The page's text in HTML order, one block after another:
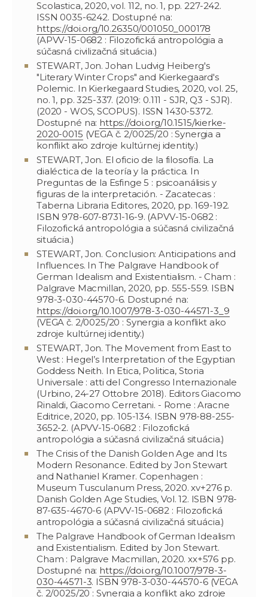
Scolastica, 2020, vol. 112, no. 1, pp. 227-242.
ISSN 0035-6242. Dostupné na:
https://doi.org/10.26350/001050_000178
(APVV-15-0682 : Filozofická antropológia a
súčasná civilizačná situácia.)
STEWART, Jon. Johan Ludvig Heiberg's
"Literary Winter Crops" and Kierkegaard's
Polemic. In Kierkegaard Studies, 2020, vol. 25,
no. 1, pp. 325-337. (2019: 0.111 - SJR, Q3 - SJR).
(2020 - WOS, SCOPUS). ISSN 1430-5372.
Dostupné na: https://doi.org/10.1515/kierke-
2020-0015 (VEGA č. 2/0025/20 : Synergia a
konflikt ako zdroje kultúrnej identity.)
STEWART, Jon. El oficio de la filosofía. La
dialéctica de la teoría y la práctica. In
Preguntas de la Esfinge 5 : psicoanálisis y
figuras de la interpretación. - Zacatecas :
Taberna Libraria Editores, 2020, pp. 169-192.
ISBN 978-607-8731-16-9. (APVV-15-0682 :
Filozofická antropológia a súčasná civilizačná
situácia.)
STEWART, Jon. Conclusion: Anticipations and
Influences. In The Palgrave Handbook of
German Idealism and Existentialism. - Cham :
Palgrave Macmillan, 2020, pp. 555-559. ISBN
978-3-030-44570-6. Dostupné na:
https://doi.org/10.1007/978-3-030-44571-3_9
(VEGA č. 2/0025/20 : Synergia a konflikt ako
zdroje kultúrnej identity.)
STEWART, Jon. The Movement from East to
West : Hegel’s Interpretation of the Egyptian
Goddess Neith. In Etica, Politica, Storia
Universale : atti del Congresso Internazionale
(Urbino, 24-27 Ottobre 2018). Editors Giacomo
Rinaldi, Giacomo Cerretani. - Rome : Aracne
Editrice, 2020, pp. 105-134. ISBN 978-88-255-
3652-2. (APVV-15-0682 : Filozofická
antropológia a súčasná civilizačná situácia.)
The Crisis of the Danish Golden Age and Its
Modern Resonance. Edited by Jon Stewart
and Nathaniel Kramer. Copenhagen :
Museum Tusculanum Press, 2020. xv+276 p.
Danish Golden Age Studies, Vol. 12. ISBN 978-
87-635-4670-6 (APVV-15-0682 : Filozofická
antropológia a súčasná civilizačná situácia.)
The Palgrave Handbook of German Idealism
and Existentialism. Edited by Jon Stewart.
Cham : Palgrave Macmillan, 2020. xx+576 pp.
Dostupné na: https://doi.org/10.1007/978-3-
030-44571-3. ISBN 978-3-030-44570-6 (VEGA
č. 2/0025/20 : Synergia a konflikt ako zdroje